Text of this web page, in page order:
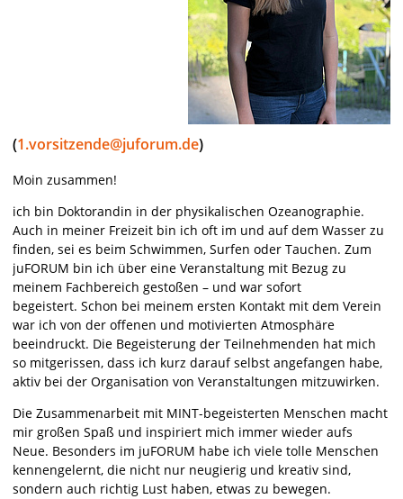
(1.vorsitzende@juforum.de)
Moin zusammen!
ich bin Doktorandin in der physikalischen Ozeanographie.
Auch in meiner Freizeit bin ich oft im und auf dem Wasser zu
finden, sei es beim Schwimmen, Surfen oder Tauchen. Zum
juFORUM bin ich über eine Veranstaltung mit Bezug zu
meinem Fachbereich gestoßen – und war sofort
begeistert. Schon bei meinem ersten Kontakt mit dem Verein
war ich von der offenen und motivierten Atmosphäre
beeindruckt. Die Begeisterung der Teilnehmenden hat mich
so mitgerissen, dass ich kurz darauf selbst angefangen habe,
aktiv bei der Organisation von Veranstaltungen mitzuwirken.
Die Zusammenarbeit mit MINT-begeisterten Menschen macht
mir großen Spaß und inspiriert mich immer wieder aufs
Neue. Besonders im juFORUM habe ich viele tolle Menschen
kennengelernt, die nicht nur neugierig und kreativ sind,
sondern auch richtig Lust haben, etwas zu bewegen.